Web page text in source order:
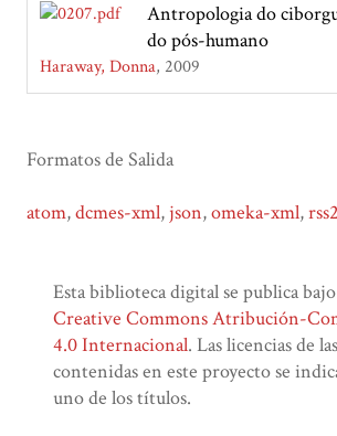
Antropologia do
do pós-humano
Haraway, Donna 2009
Formatos de Salida
atom,dcmes-xml, json,omeka-xml,rss2
Esta biblioteca digital se publica
Creative Commons Atribución-
4.0 Internacional. Las licencias de
contenidas en este proyecto se
uno de los títulos.